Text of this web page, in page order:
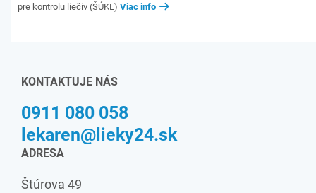
pre kontrolu liečiv (ŠÚKL) Viac info
KONTAKTUJE NÁS
0911 080 058
lekaren@lieky24.sk
ADRESA
Štúrova 49